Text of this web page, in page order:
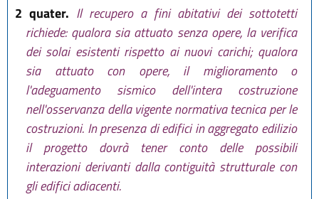
2 quater. Il recupero a fini abitativi dei sottotetti
richiede: qualora sia attuato senza opere, la verifica
dei solai esistenti rispetto ai nuovi carichi; qualora
sia attuato con opere, il miglioramento o
l'adeguamento sismico dell'intera costruzione
nell'osservanza della vigente normativa tecnica per le
costruzioni. In presenza di edifici in aggregato edilizio
il progetto dovrà tener conto delle possibili
interazioni derivanti dalla contiguità strutturale con
gli edifici adiacenti.